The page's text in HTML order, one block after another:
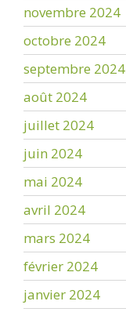
novembre 2024
octobre 2024
septembre 2024
août 2024
juillet 2024
juin 2024
mai 2024
avril 2024
mars 2024
février 2024
janvier 2024